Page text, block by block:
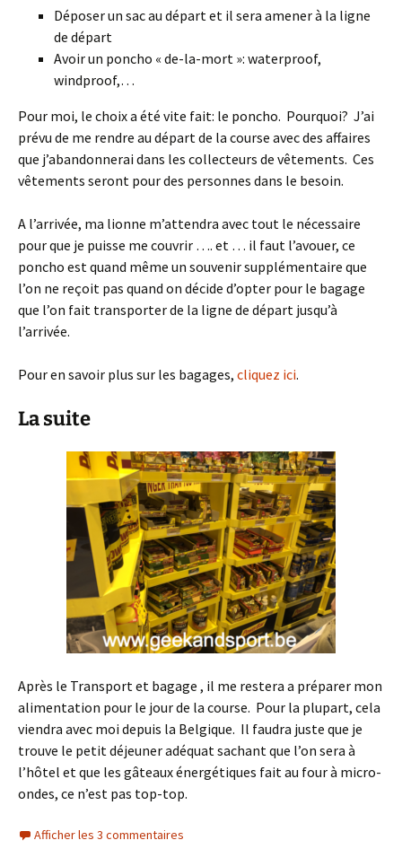
Déposer un sac au départ et il sera amener à la ligne
de départ
Avoir un poncho « de-la-mort »: waterproof,
windproof,…
Pour moi, le choix a été vite fait: le poncho. Pourquoi? J’ai
prévu de me rendre au départ de la course avec des affaires
que j’abandonnerai dans les collecteurs de vêtements. Ces
vêtements seront pour des personnes dans le besoin.
A l’arrivée, ma lionne m’attendra avec tout le nécessaire
pour que je puisse me couvrir …. et … il faut l’avouer, ce
poncho est quand même un souvenir supplémentaire que
l’on ne reçoit pas quand on décide d’opter pour le bagage
que l’on fait transporter de la ligne de départ jusqu’à
l’arrivée.
Pour en savoir plus sur les bagages, cliquez ici.
La suite
Après le Transport et bagage , il me restera a préparer mon
alimentation pour le jour de la course. Pour la plupart, cela
viendra avec moi depuis la Belgique. Il faudra juste que je
trouve le petit déjeuner adéquat sachant que l’on sera à
l’hôtel et que les gâteaux énergétiques fait au four à micro-
ondes, ce n’est pas top-top.
Afficher les 3 commentaires